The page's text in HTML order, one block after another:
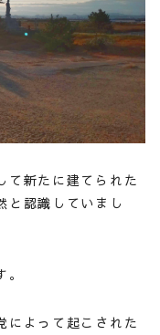
て新たに建てられた
と認識していまし
によって起こされた